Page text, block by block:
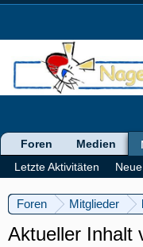
Foren Mitglieder
Aktueller Inhalt
Foren Medien
Letzte Aktivitäten